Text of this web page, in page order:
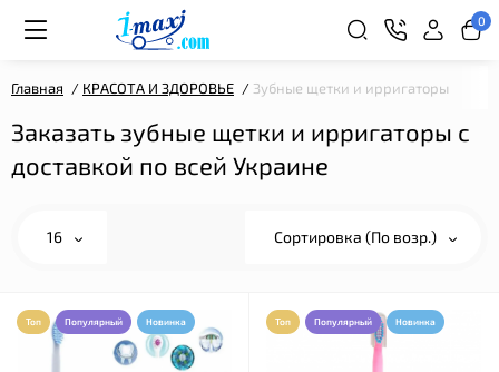
0
Главная КРАСОТА И ЗДОРОВЬЕ Зубные щетки и ирригаторы
Заказать зубные щетки и ирригаторы с
доставкой по всей Украине
16 Сортировка (По возр.)
Топ Популярный Новинка Топ Популярный Новинка